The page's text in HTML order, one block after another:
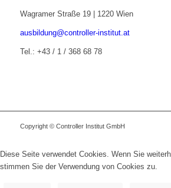
Wagramer Straße 19 | 1220 Wien
ausbildung@controller-institut.at
Tel.: +43 / 1 / 368 68 78
Copyright © Controller Institut GmbH
Diese Seite verwendet Cookies. Wenn Sie
stimmen Sie der Verwendung von Cookies zu.